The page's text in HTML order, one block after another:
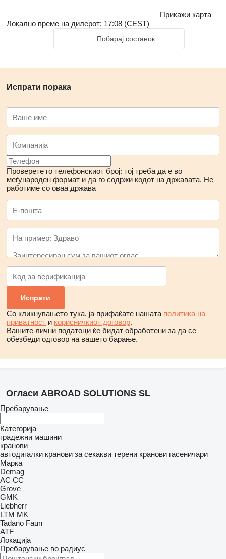
Прикажи карта
Локално време на дилерот: 17:08 (CEST)
Побарај состанок
Испрати порака
Проверете го телефонскиот број: тој треба да е во
меѓународен формат и да го содржи кодот на државата. Не
работиме со оваа држава
Со кликнувањето тука, ја прифаќате нашата политика на
приватност и корисничкиот договор.
Вашите лични податоци ќе бидат обработени за да се
обезбеди одговор на вашето барање.
Огласи ABROAD SOLUTIONS SL
Пребарување
Категорија
градежни машини
кранови
автодигалки кранови за секакви терени кранови гасеничари
Марка
Demag
AC CC
Grove
GMK
Liebherr
LTM MK
Tadano Faun
ATF
Локација
Пребарување во радиус